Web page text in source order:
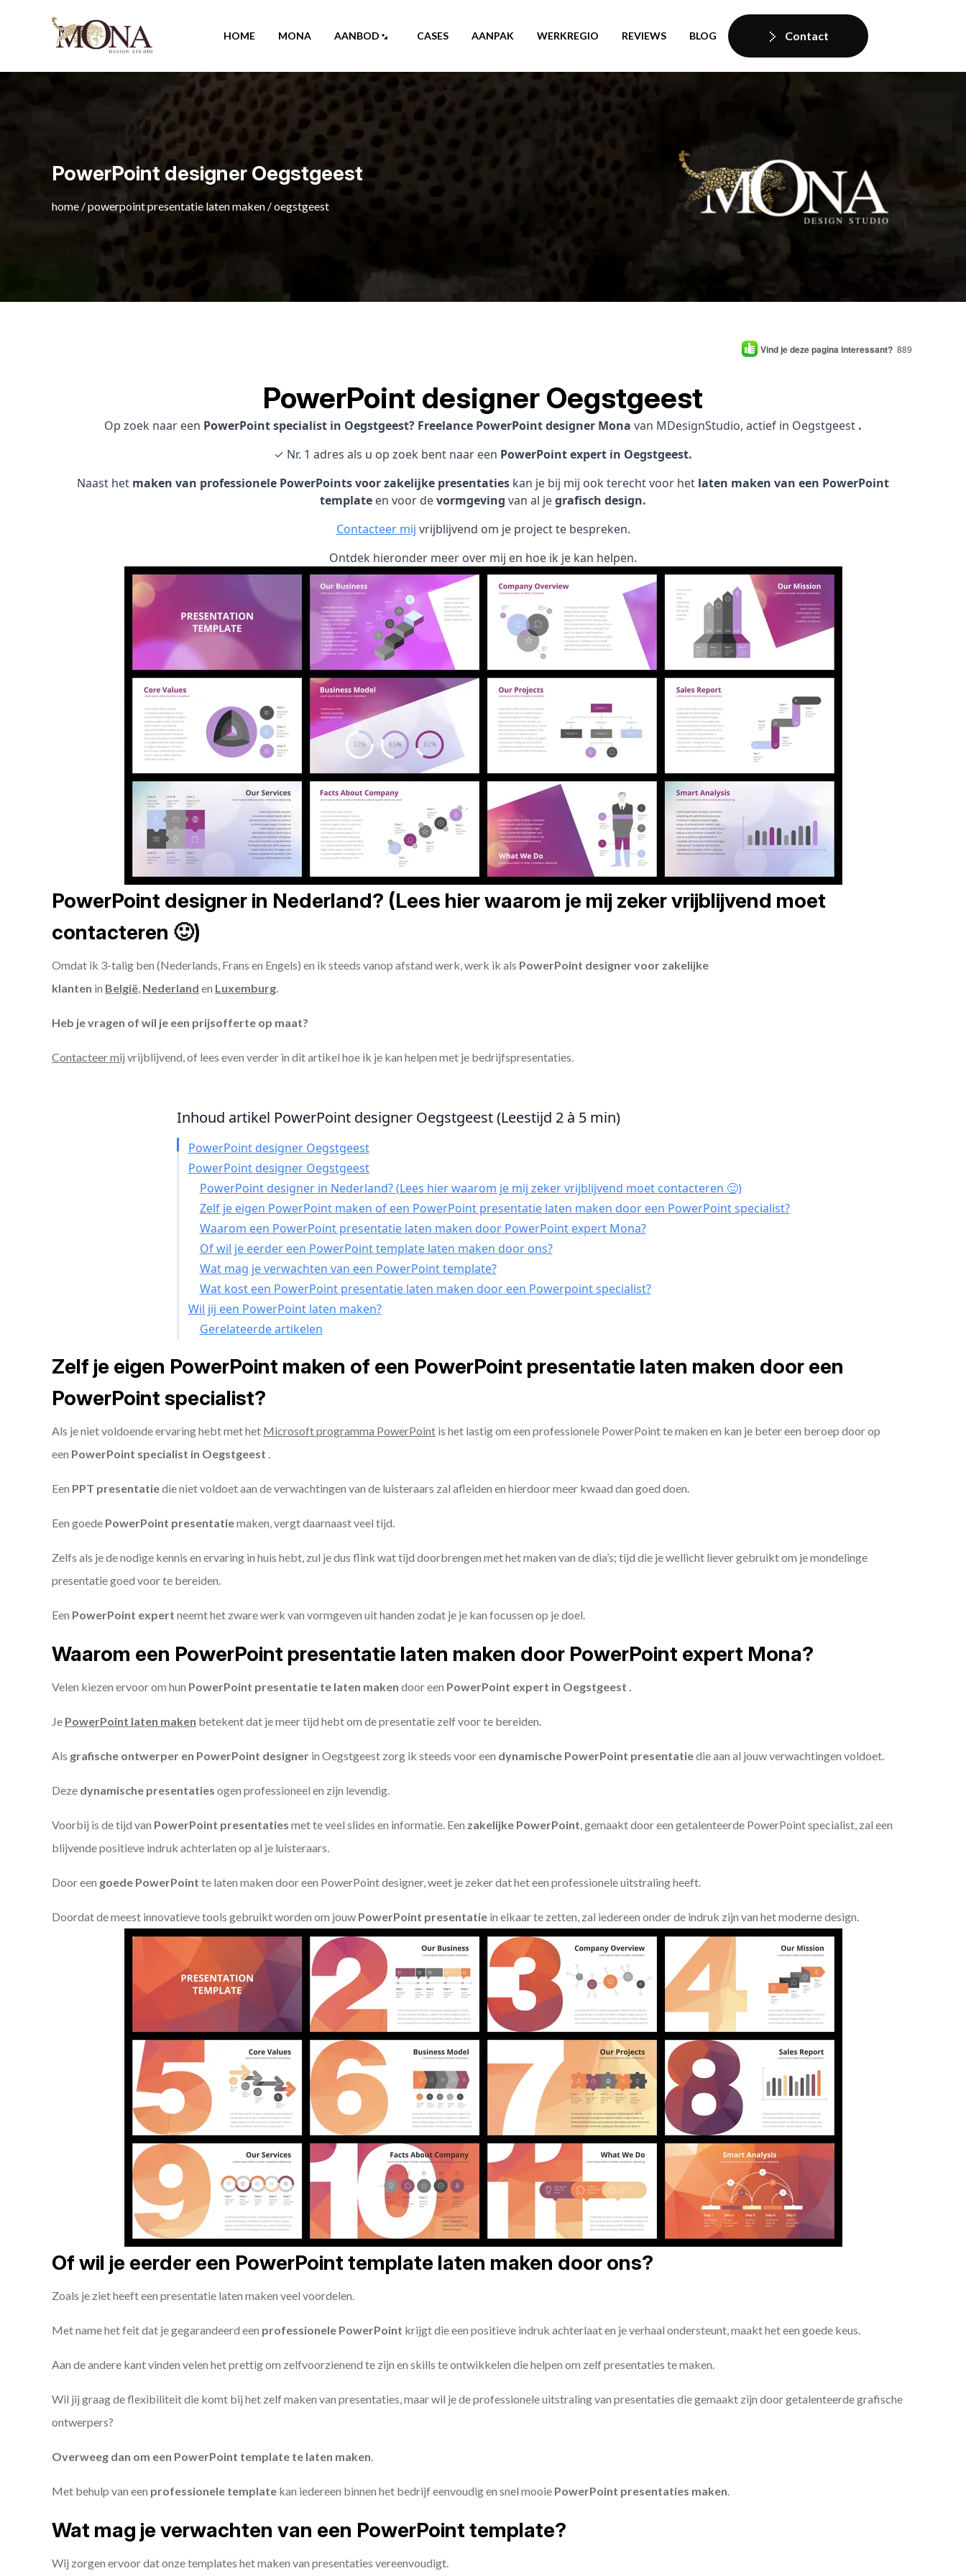
HOME MONA AANBOD CASES AANPAK WERKREGIO REVIEWS BLOG Contact
PowerPoint designer Oegstgeest
home /powerpoint presentatie laten maken/oegstgeest
Vind je deze pagina interessant? 889
PowerPoint designer Oegstgeest
Op zoek naar een PowerPoint specialist in Oegstgeest? Freelance PowerPoint designer Mona van MDesignStudio, actief in Oegstgeest .
✓ Nr. 1 adres als u op zoek bent naar een PowerPoint expert in Oegstgeest.
Naast het maken van professionele PowerPoints voor zakelijke presentaties kan je bij mij ook terecht voor het laten maken van een PowerPoint
template en voor devormgeving van al jegrafisch design.
Contacteer mij vrijblijvend om je project te bespreken.
Ontdek hieronder meer over mij en hoe ik je kan helpen.
PowerPoint designer in Nederland? (Lees hier waarom je mij zeker vrijblijvend moet
contacteren 🙂)
Omdat ik 3-talig ben (Nederlands, Frans en Engels) en ik steeds vanop afstand werk, werk ik als PowerPoint designer voor zakelijke
klanten in België, Nederland en Luxemburg.
Heb je vragen of wil je een prijsofferte op maat?
Contacteer mij vrijblijvend, of lees even verder in dit artikel hoe ik je kan helpen met je bedrijfspresentaties.
Inhoud artikel PowerPoint designer Oegstgeest (Leestijd 2 à 5 min)
PowerPoint designer Oegstgeest
PowerPoint designer Oegstgeest
PowerPoint designer in Nederland? (Lees hier waarom je mij zeker vrijblijvend moet contacteren 🙂)
Zelf je eigen PowerPoint maken of een PowerPoint presentatie laten maken door een PowerPoint specialist?
Waarom een PowerPoint presentatie laten maken door PowerPoint expert Mona?
Of wil je eerder een PowerPoint template laten maken door ons?
Wat mag je verwachten van een PowerPoint template?
Wat kost een PowerPoint presentatie laten maken door een Powerpoint specialist?
Wil jij een PowerPoint laten maken?
Gerelateerde artikelen
Zelf je eigen PowerPoint maken of een PowerPoint presentatie laten maken door een
PowerPoint specialist?
Als je niet voldoende ervaring hebt met het Microsoft programma PowerPoint is het lastig om een professionele PowerPoint te maken en kan je beter een beroep door op
een PowerPoint specialist in Oegstgeest .
Een PPT presentatiedie niet voldoet aan de verwachtingen van de luisteraars zal afleiden en hierdoor meer kwaad dan goed doen.
Een goede PowerPoint presentatiemaken, vergt daarnaast veel tijd.
Zelfs als je de nodige kennis en ervaring in huis hebt, zul je dus flink wat tijd doorbrengen met het maken van de dia’s; tijd die je wellicht liever gebruikt om je mondelinge
presentatie goed voor te bereiden.
Een PowerPoint expert neemt het zware werk van vormgeven uit handen zodat je je kan focussen op je doel.
Waarom een PowerPoint presentatie laten maken door PowerPoint expert Mona?
Velen kiezen ervoor om hun PowerPoint presentatie te laten maken door een PowerPoint expert in Oegstgeest .
Je PowerPoint laten maken betekent dat je meer tijd hebt om de presentatie zelf voor te bereiden.
Als grafische ontwerper en PowerPoint designer in Oegstgeest zorg ik steeds voor een dynamische PowerPoint presentatiedie aan al jouw verwachtingen voldoet.
Deze dynamische presentaties ogen professioneel en zijn levendig.
Voorbij is de tijd van PowerPoint presentaties met te veel slides en informatie. Een zakelijke PowerPoint, gemaakt door een getalenteerde PowerPoint specialist, zal een
blijvende positieve indruk achterlaten op al je luisteraars.
Door een goede PowerPoint te laten maken door een PowerPoint designer, weet je zeker dat het een professionele uitstraling heeft.
Doordat de meest innovatieve tools gebruikt worden om jouw PowerPoint presentatie in elkaar te zetten, zal iedereen onder de indruk zijn van het moderne design.
Of wil je eerder een PowerPoint template laten maken door ons?
Zoals je ziet heeft een presentatie laten maken veel voordelen.
Met name het feit dat je gegarandeerd een professionele PowerPoint krijgt die een positieve indruk achterlaat en je verhaal ondersteunt, maakt het een goede keus.
Aan de andere kant vinden velen het prettig om zelfvoorzienend te zijn en skills te ontwikkelen die helpen om zelf presentaties te maken.
Wil jij graag de flexibiliteit die komt bij het zelf maken van presentaties, maar wil je de professionele uitstraling van presentaties die gemaakt zijn door getalenteerde grafische
ontwerpers?
Overweeg dan om een PowerPoint template te laten maken.
Met behulp van een professionele template kan iedereen binnen het bedrijf eenvoudig en snel mooie PowerPoint presentaties maken.
Wat mag je verwachten van een PowerPoint template?
Wij zorgen ervoor dat onze templates het maken van presentaties vereenvoudigt.